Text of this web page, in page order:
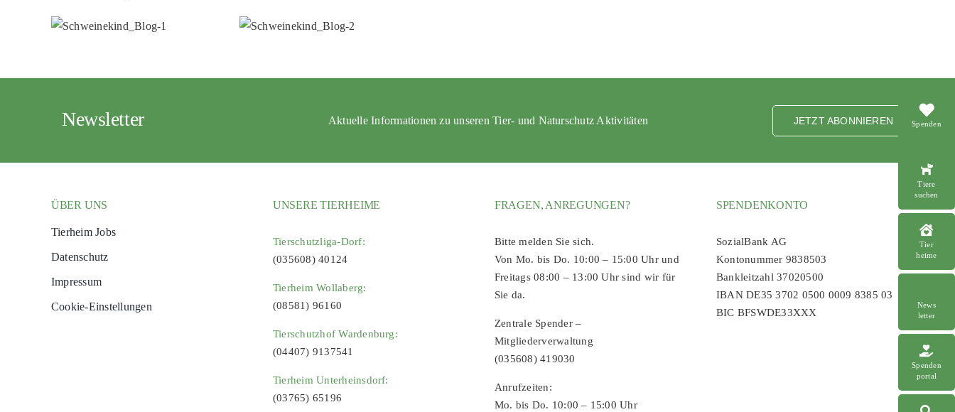
Spenden
Tiere
suchen
Tier
heime
News
letter
Spenden
portal
Newsletter Aktuelle Informationen zu unseren Tier- und Naturschutz Aktivitäten JETZT ABONNIEREN
ÜBER UNS
Tierheim Jobs
Datenschutz
Impressum
Cookie-Einstellungen
UNSERE TIERHEIME
Tierschutzliga-Dorf:
(035608) 40124
Tierheim Wollaberg:
(08581) 96160
Tierschutzhof Wardenburg:
(04407) 9137541
Tierheim Unterheinsdorf:
(03765) 65196
FRAGEN, ANREGUNGEN?
Bitte melden Sie sich.
Von Mo. bis Do. 10:00 – 15:00 Uhr und
Freitags 08:00 – 13:00 Uhr sind wir für
Sie da.
Zentrale Spender –
Mitgliederverwaltung
(035608) 419030
Anrufzeiten:
Mo. bis Do. 10:00 – 15:00 Uhr
SPENDENKONTO
SozialBank AG
Kontonummer 9838503
Bankleitzahl 37020500
IBAN DE35 3702 0500 0009 8385 03
BIC BFSWDE33XXX